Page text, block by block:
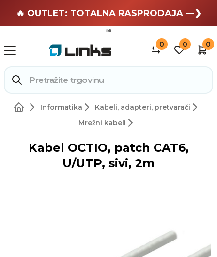
🏄 Zaslužuješ odmor —❯
🔥 OUTLET: TOTALNA RASPRODAJA —❯
0 0 0
Informatika
Kabeli, adapteri, pretvarači
Mrežni kabeli
Kabel OCTIO, patch CAT6,
U/UTP, sivi, 2m